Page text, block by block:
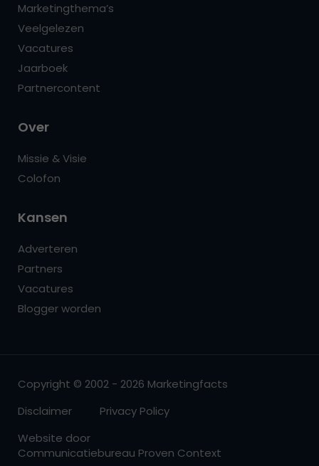
Marketingthema’s
Veelgelezen
Vacatures
Jaarboek
Partnercontent
Over
Missie & Visie
Colofon
Kansen
Adverteren
Partners
Vacatures
Blogger worden
Copyright © 2002 - 2026 Marketingfacts
Disclaimer
Privacy Policy
Website door
Communicatiebureau Proven Context